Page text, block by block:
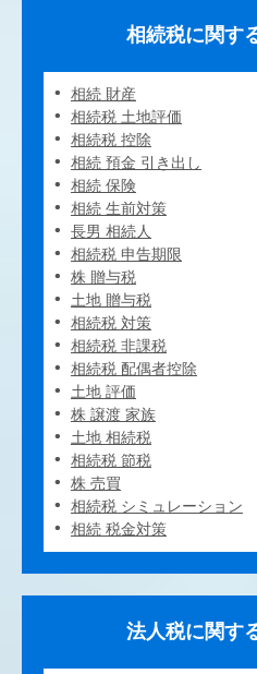
相続税に関す
相続 財産
相続税 土地評価
相続税 控除
相続 預金 引き出し
相続 保険
相続 生前対策
長男 相続人
相続税 申告期限
株 贈与税
土地 贈与税
相続税 対策
相続税 非課税
相続税 配偶者控除
土地 評価
株 譲渡 家族
土地 相続税
相続税 節税
株 売買
相続税 シミュレーション
相続 税金対策
法人税に関す